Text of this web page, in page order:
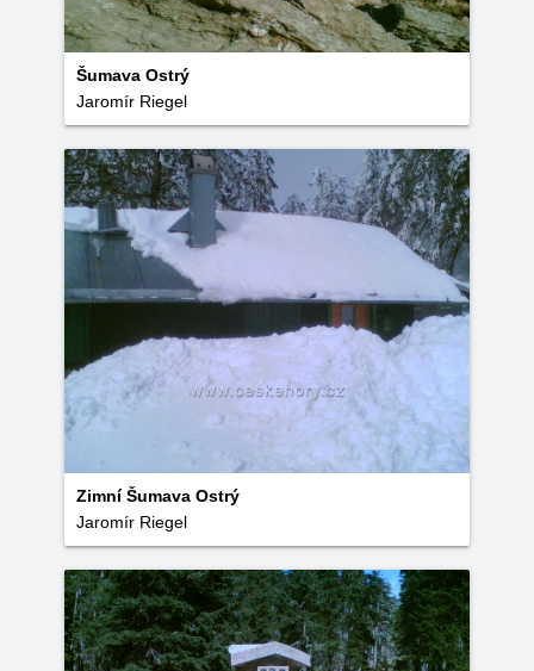
Šumava Ostrý
Jaromír Riegel
Zimní Šumava Ostrý
Jaromír Riegel